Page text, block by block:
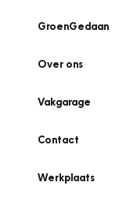
GroenGedaan
Over ons
Vakgarage
Contact
Werkplaats